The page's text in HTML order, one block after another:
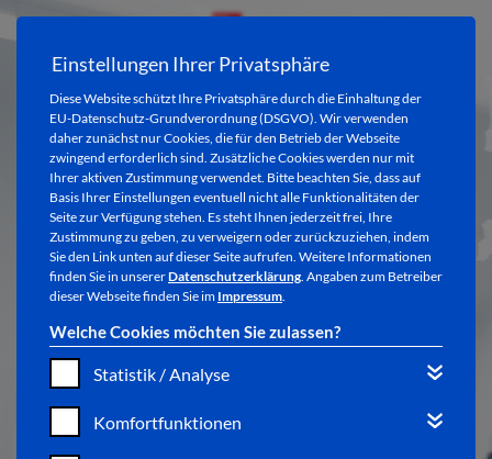
Einstellungen Ihrer Privatsphäre
Diese Website schützt Ihre Privatsphäre durch die Einhaltung der
EU-Datenschutz-Grundverordnung (DSGVO). Wir verwenden
daher zunächst nur Cookies, die für den Betrieb der Webseite
zwingend erforderlich sind. Zusätzliche Cookies werden nur mit
Ihrer aktiven Zustimmung verwendet. Bitte beachten Sie, dass auf
Basis Ihrer Einstellungen eventuell nicht alle Funktionalitäten der
Seite zur Verfügung stehen. Es steht Ihnen jederzeit frei, Ihre
Zustimmung zu geben, zu verweigern oder zurückzuziehen, indem
Sie den Link unten auf dieser Seite aufrufen. Weitere Informationen
finden Sie in unsererDatenschutzerklärung. Angaben zum Betreiber
dieser Webseite finden Sie im Impressum.
Welche Cookies möchten Sie zulassen?
Statistik / Analyse
Komfortfunktionen
GALERIE IM STIFT
KAPITELSAAL